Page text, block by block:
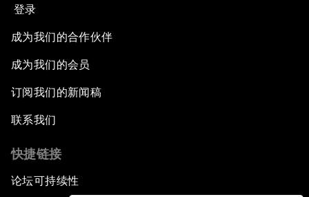
登录
成为我们的合作伙伴
成为我们的会员
订阅我们的新闻稿
联系我们
快捷链接
论坛可持续性